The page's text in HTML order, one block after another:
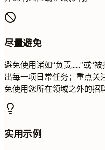
尽量避免
避免使用诸如“负责……”或“
出每一项日常任务；重点关
免使用您所在领域之外的招
实用示例